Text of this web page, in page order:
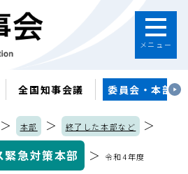
メニュー
全国知事会議 委員会・本部
＞ 本部 ＞ 終了した本部など
＞
急対策本部
＞ 令和4年度